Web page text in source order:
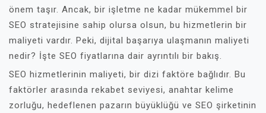
önem taşır. Ancak, bir işletme ne kadar mükemmel bir
SEO stratejisine sahip olursa olsun, bu hizmetlerin bir
maliyeti vardır. Peki, dijital başarıya ulaşmanın maliyeti
nedir? İşte SEO fiyatlarına dair ayrıntılı bir bakış.
SEO hizmetlerinin maliyeti, bir dizi faktöre bağlıdır. Bu
faktörler arasında rekabet seviyesi, anahtar kelime
zorluğu, hedeflenen pazarın büyüklüğü ve SEO şirketinin